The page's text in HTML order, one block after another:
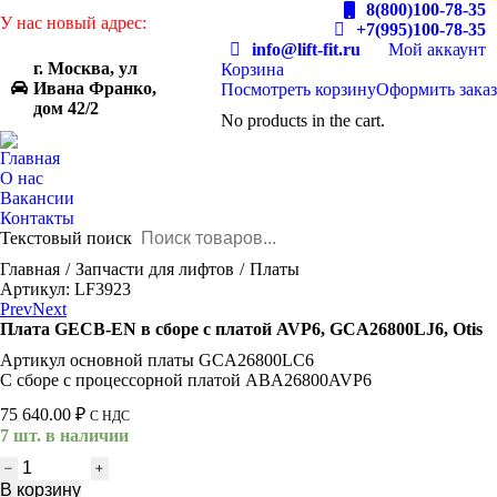
У нас новый адрес:
г. Москва, ул
Ивана Франко,
дом 42/2
8(800)100-78-35
+7(995)100-78-35
info@lift-fit.ru
Мой аккаунт
Корзина
Посмотреть корзинуОформить заказ
No products in the cart.
Главная
О нас
Вакансии
Контакты
Текстовый поиск
You are here:
Главная Запчасти для лифтов
Платы
Артикул: LF3923
PrevNext
Плата GECB-EN в сборе с платой AVP6, GCA26800LJ6, Otis
Артикул основной платы GCA26800LC6
С сборе с процессорной платой ABA26800AVP6
75 640.00 ₽ С НДС
7 шт. в наличии
Количество
товара
В корзину